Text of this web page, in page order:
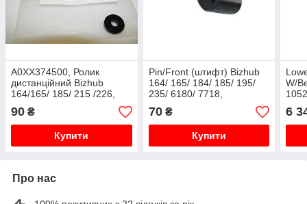
A0XX374500, Ролик
дистанційний Bizhub
164/165/ 185/ 215 /226,
оригінал
90 ₴
Купити
Pin/Front (штифт) Bizhub
164/ 165/ 184/ 185/ 195/
235/ 6180/ 7718,
A0XX330900 оригинал
70₴
Купити
W/
6
Про нас